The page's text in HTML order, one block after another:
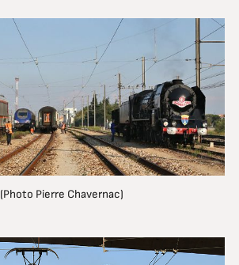
(Photo Pierre Chavernac)